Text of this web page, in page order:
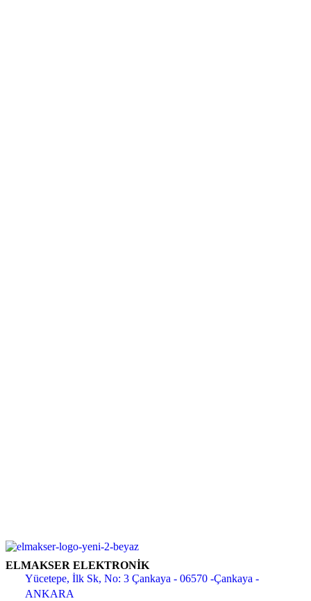
ELMAKSER ELEKTRONİK
Yücetepe, İlk Sk, No: 3 Çankaya - 06570 -Çankaya -
ANKARA